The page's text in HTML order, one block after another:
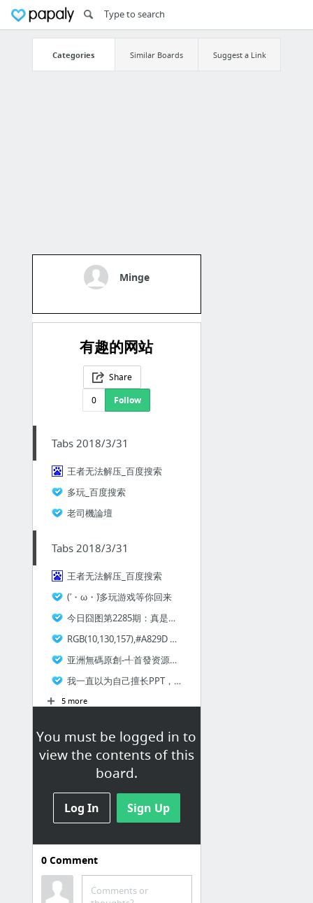
Categories Similar Boards Suggest a Link
Minge
有趣的网站
Share
0
Follow
You must be logged in to
view the contents of this
board.
Log In Sign Up
Tabs 2018/3/31
王者无法解压_百度搜索
多玩_百度搜索
老司機論壇
Tabs 2018/3/31
王者无法解压_百度搜索
(′・ω・`)多玩游戏等你回来
今日囧图第2285期：真是一个非常苍白的奖项了_多玩图库
RGB(10,130,157),#A829D 色彩查询、色彩梯度、色彩搭配、色盲模拟 - RGB色彩查询 - 工具 - 字客网
亚洲無碼原創-╃首發资源分享= - thz.la
我一直以为自己擅长PPT，直到见到这些神技......
5 more
有趣的网站
Bookmarks / 谷歌书签 / 有趣的网
有趣网址之家 – 收藏全球最有趣的网站
STRML: Projects and Work
自画icon AutoDraw
3D素材 PixelSquid: 3D Content for Graphic Designers & Photoshop
卡巴斯基网络威胁实时地图
0Comment
Comments or